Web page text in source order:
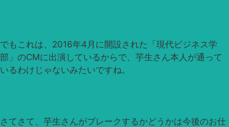
でもこれは、2016年4月に開設された「現代ビジネス学
部」のCMに出演しているからで、芋生さん本人が通って
いるわけじゃないみたいですね。
さてさて、芋生さんがブレークするかどうかは今後のお仕